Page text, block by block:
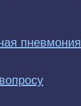
пневмония